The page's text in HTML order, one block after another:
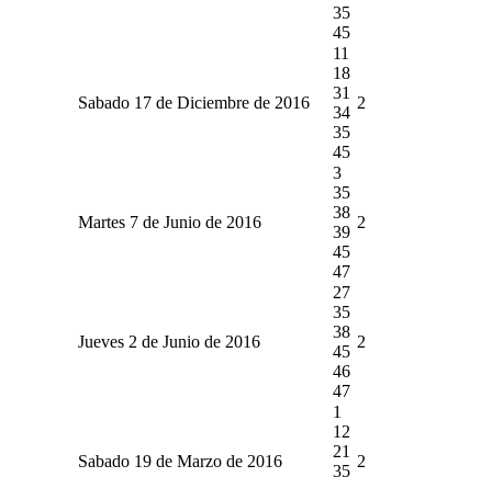
35
45
Sabado 17 de Diciembre de 2016
11
18
31
34
35
45
2
Martes 7 de Junio de 2016
3
35
38
39
45
47
2
Jueves 2 de Junio de 2016
27
35
38
45
46
47
2
Sabado 19 de Marzo de 2016
1
12
21
35
2